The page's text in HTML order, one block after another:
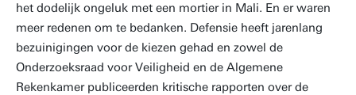
het dodelijk ongeluk met een mortier in Mali. En er waren
meer redenen om te bedanken. Defensie heeft jarenlang
bezuinigingen voor de kiezen gehad en zowel de
Onderzoeksraad voor Veiligheid en de Algemene
Rekenkamer publiceerden kritische rapporten over de